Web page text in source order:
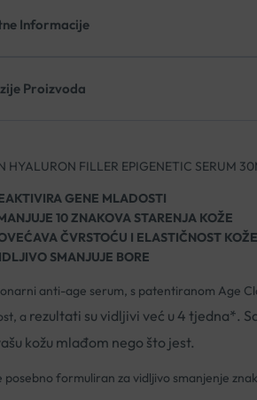
Informacije
Proizvoda
HYALURON FILLER EPIGENETIC SERUM
GENE MLADOSTI
10 ZNAKOVA STARENJA KOŽE
ČVRSTOĆU I ELASTIČNOST KOŽE
SMANJUJE BORE
anti-age serum, s patentiranom Age
a rezultati su vidljivi već u 4 tjedna*.
kožu mlađom nego što jest.
posebno formuliran za vidljivo smanjenje